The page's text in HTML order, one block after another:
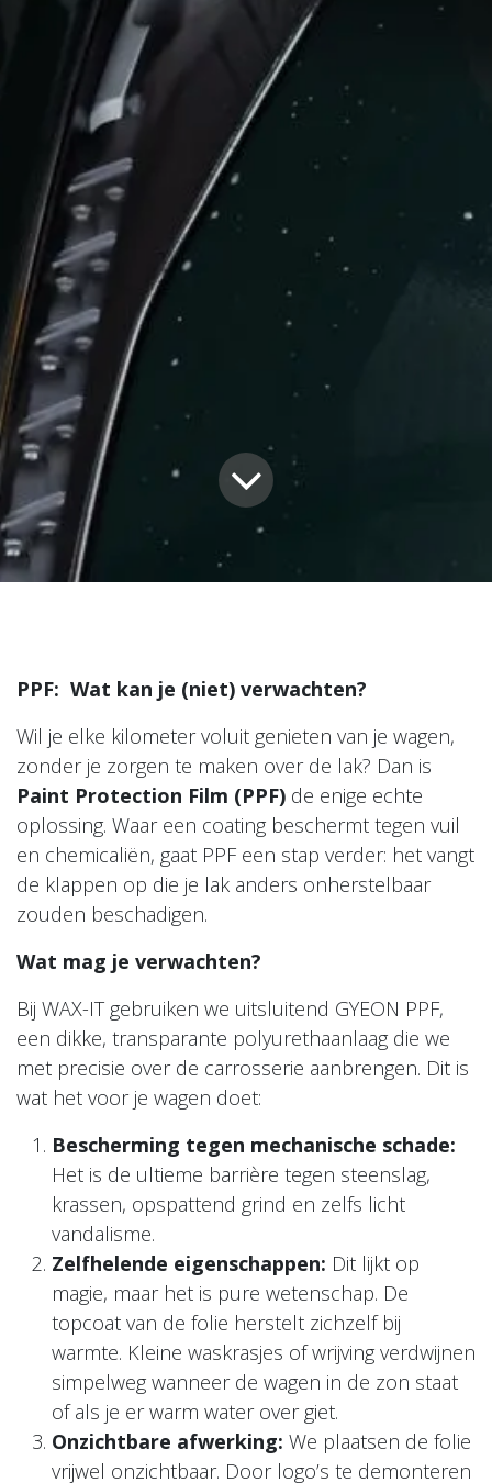
PPF: Wat kan je (niet) verwachten?
Wil je elke kilometer voluit genieten van je wagen,
zonder je zorgen te maken over de lak? Dan is
Paint Protection Film (PPF) de enige echte
oplossing. Waar een coating beschermt tegen vuil
en chemicaliën, gaat PPF een stap verder: het vangt
de klappen op die je lak anders onherstelbaar
zouden beschadigen.
Wat mag je verwachten?
Bij WAX-IT gebruiken we uitsluitend GYEON PPF,
een dikke, transparante polyurethaanlaag die we
met precisie over de carrosserie aanbrengen. Dit is
wat het voor je wagen doet:
Bescherming tegen mechanische schade:
Het is de ultieme barrière tegen steenslag,
krassen, opspattend grind en zelfs licht
vandalisme.
Zelfhelende eigenschappen: Dit lijkt op
magie, maar het is pure wetenschap. De
topcoat van de folie herstelt zichzelf bij
warmte. Kleine waskrasjes of wrijving verdwijnen
simpelweg wanneer de wagen in de zon staat
of als je er warm water over giet.
Onzichtbare afwerking: We plaatsen de folie
vrijwel onzichtbaar. Door logo’s te demonteren